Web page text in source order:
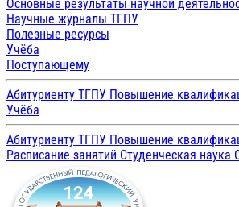
Основные результаты научной
Научные журналы ТГПУ
Полезные ресурсы
Учёба
Поступающему
Абитуриенту ТГПУ Повышение
Учёба
Абитуриенту ТГПУ Повышение
Расписание занятий Студенческая наука